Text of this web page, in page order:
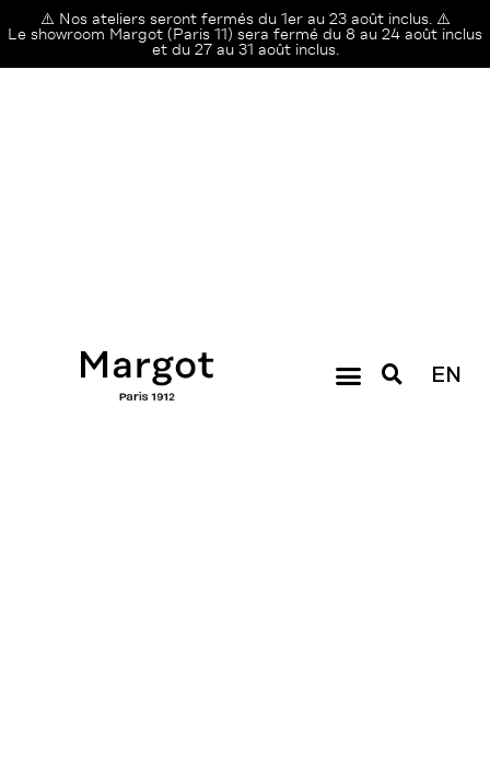
⚠️ Nos ateliers seront fermés du 1er au 23 août inclus. ⚠️
Le showroom Margot (Paris 11) sera fermé du 8 au 24 août inclus
et du 27 au 31 août inclus.
EN